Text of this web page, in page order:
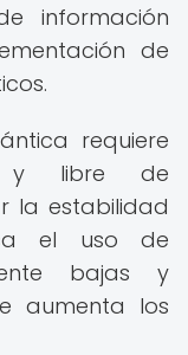
información
de
requiere
y libre de
la estabilidad
el uso de
bajas y
aumenta los